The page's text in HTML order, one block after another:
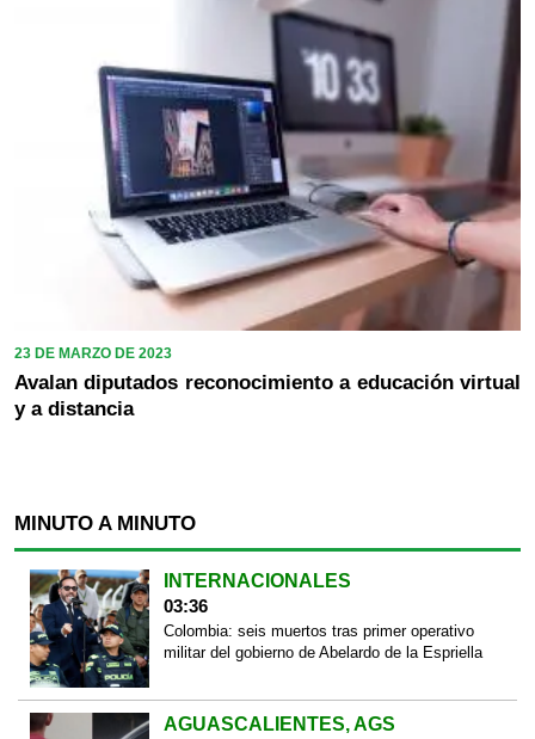
23 DE MARZO DE 2023
Avalan diputados reconocimiento a educación virtual
y a distancia
MINUTO A MINUTO
INTERNACIONALES
03:36
Colombia: seis muertos tras primer operativo
militar del gobierno de Abelardo de la Espriella
AGUASCALIENTES, AGS